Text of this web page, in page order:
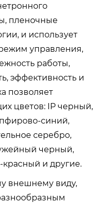
пленочные
и использует
управления,
работы,
эффективность и
позволяет
цветов: IP черный,
синий,
серебро,
черный,
красный и другие.
внешнему виду,